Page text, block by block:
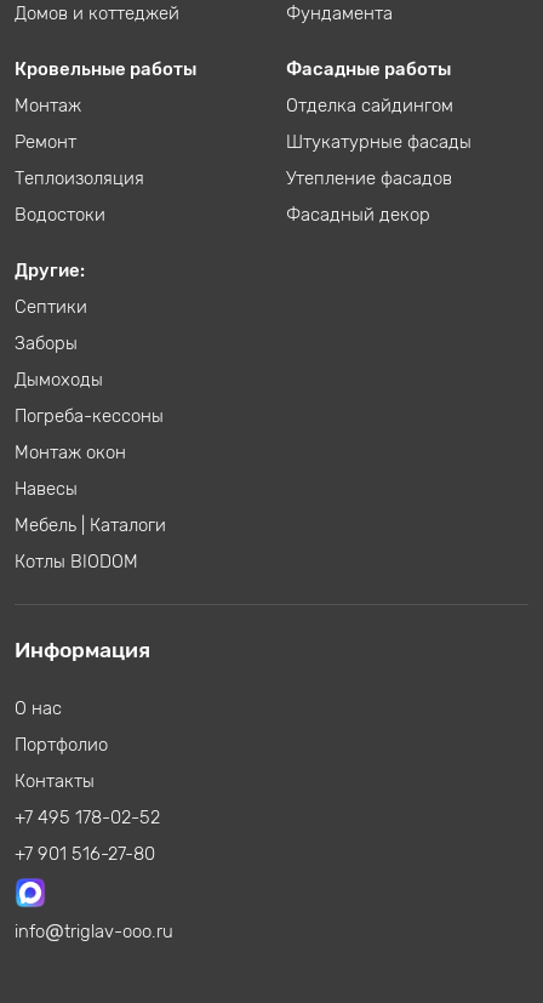
Домов и коттеджей
Фундамента
Кровельные работы
Монтаж
Ремонт
Теплоизоляция
Водостоки
Фасадные работы
Отделка сайдингом
Штукатурные фасады
Утепление фасадов
Фасадный декор
Другие:
Септики
Заборы
Дымоходы
Погреба-кессоны
Монтаж окон
Навесы
Мебель
Каталоги
Котлы BIODOM
Информация
О нас
Портфолио
Контакты
+7 495 178-02-52
+7 901 516-27-80
info triglav-ooo.ru